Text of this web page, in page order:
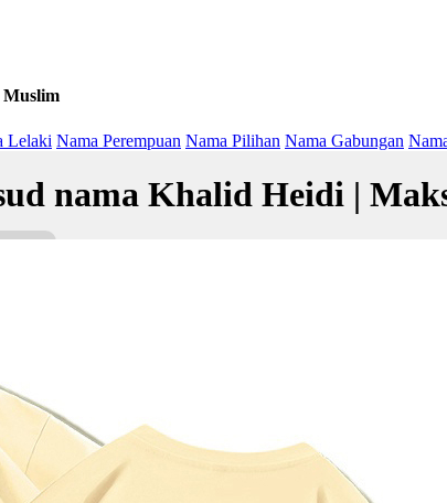
Muslim
Lelaki Nama Perempuan Nama Pilihan Nama Gabungan
nama Khalid Heidi |
kekal